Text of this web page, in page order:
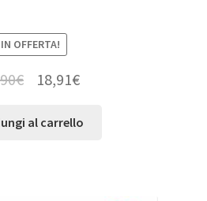
IN OFFERTA!
€ 18,91€
al carrello